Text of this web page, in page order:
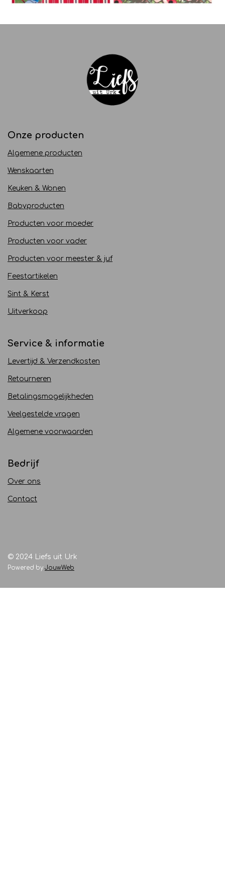
Onze producten
Algemene producten
Wenskaarten
Keuken & Wonen
Babyproducten
Producten voor moeder
Producten voor vader
Producten voor meester & juf
Feestartikelen
Sint & Kerst
Uitverkoop
Service & informatie
Levertijd & Verzendkosten
Retourneren
Betalingsmogelijkheden
Veelgestelde vragen
Algemene voorwaarden
Bedrijf
Over ons
Contact
© 2024 Liefs uit Urk
Powered by JouwWeb